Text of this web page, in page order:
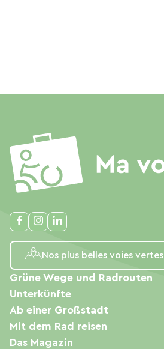
Nos plus belles voies vertes
Grüne Wege und Radrouten
Unterkünfte
Ab einer Großstadt
Mit dem Rad reisen
Das Magazin